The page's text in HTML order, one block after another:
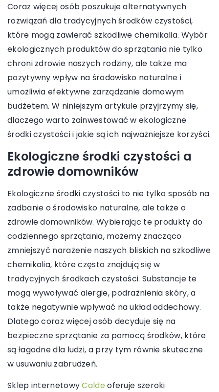
Coraz więcej osób poszukuje alternatywnych
rozwiązań dla tradycyjnych środków czystości,
które mogą zawierać szkodliwe chemikalia. Wybór
ekologicznych produktów do sprzątania nie tylko
chroni zdrowie naszych rodziny, ale także ma
pozytywny wpływ na środowisko naturalne i
umożliwia efektywne zarządzanie domowym
budżetem. W niniejszym artykule przyjrzymy się,
dlaczego warto zainwestować w ekologiczne
środki czystości i jakie są ich najważniejsze korzyści.
Ekologiczne środki czystości a
zdrowie domowników
Ekologiczne środki czystości to nie tylko sposób na
zadbanie o środowisko naturalne, ale także o
zdrowie domowników. Wybierając te produkty do
codziennego sprzątania, możemy znacząco
zmniejszyć narażenie naszych bliskich na szkodliwe
chemikalia, które często znajdują się w
tradycyjnych środkach czystości. Substancje te
mogą wywoływać alergie, podrażnienia skóry, a
także negatywnie wpływać na układ oddechowy.
Dlatego coraz więcej osób decyduje się na
bezpieczne sprzątanie za pomocą środków, które
są łagodne dla ludzi, a przy tym równie skuteczne
w usuwaniu zabrudzeń.
Sklep internetowyCalde oferuje szeroki